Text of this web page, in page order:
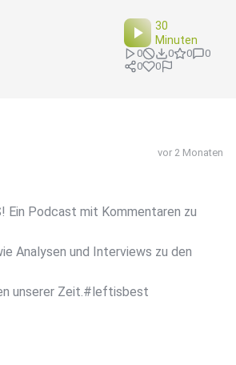
30
Minuten
0 0 0
0
0
0
vor 2 Monaten
Ein Podcast mit Kommentaren zu
Analysen und Interviews zu den
unserer Zeit.#leftisbest